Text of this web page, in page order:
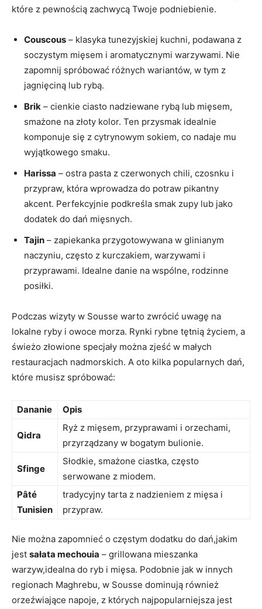
które z pewnością ‍zachwycą Twoje podniebienie.
Couscous – klasyka tunezyjskiej kuchni,​ podawana z
soczystym mięsem i aromatycznymi warzywami. Nie‍
zapomnij spróbować różnych wariantów, w tym z⁢
jagnięciną lub rybą.
Brik – cienkie ciasto⁢ nadziewane rybą lub ‌mięsem,
smażone na złoty kolor. Ten ​przysmak idealnie
komponuje się z cytrynowym sokiem,⁢ co nadaje mu
wyjątkowego smaku.
Harissa – ostra pasta z czerwonych‍ chili, czosnku ‍i
przypraw, która wprowadza do potraw⁤ pikantny
akcent. Perfekcyjnie podkreśla smak‌ zupy lub jako
dodatek do dań mięsnych.
Tajin – zapiekanka przygotowywana w glinianym
naczyniu, często z ⁣kurczakiem, warzywami i
przyprawami.⁣ Idealne danie na wspólne, rodzinne
posiłki.
Podczas wizyty w Sousse warto zwrócić uwagę na
lokalne ⁣ryby i owoce morza. Rynki rybne tętnią życiem, a⁤
świeżo złowione specjały można zjeść w małych
‌restauracjach nadmorskich. A oto ⁤kilka popularnych dań,
które musisz spróbować:
Dananie Opis
Qidra
Ryż z mięsem, przyprawami i⁣ orzechami,
przyrządzany w bogatym bulionie.
Sfinge
Słodkie, smażone ciastka,⁣ często
serwowane z miodem.
Pâté
Tunisien
tradycyjny tarta z nadzieniem⁢ z mięsa i
przypraw.
Nie można zapomnieć o częstym dodatku do dań,jakim
jest sałata mechouia – grillowana mieszanka
warzyw,idealna do ryb i mięsa. Podobnie jak w innych​
regionach Maghrebu, w‌ Sousse dominują również
orzeźwiające napoje, z których najpopularniejsza jest